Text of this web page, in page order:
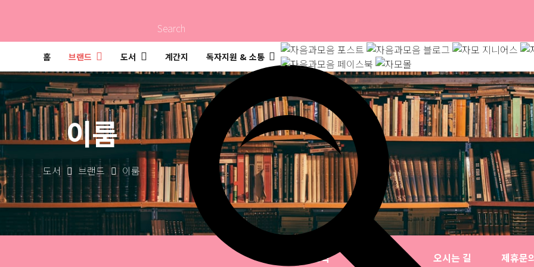
Search
홈 브랜드 도서 계간지 독자지원 & 소통
이룸
도서 브랜드 이룸
연혁 오시는 길 제휴문